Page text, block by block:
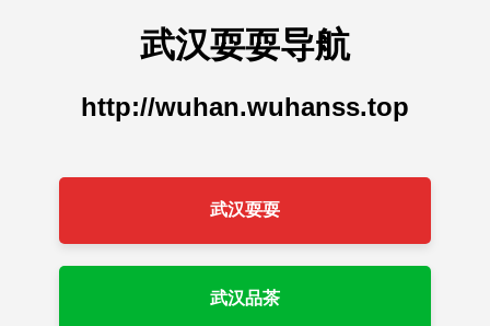
武汉耍耍导航
http://wuhan.wuhanss.top
武汉耍耍
武汉品茶